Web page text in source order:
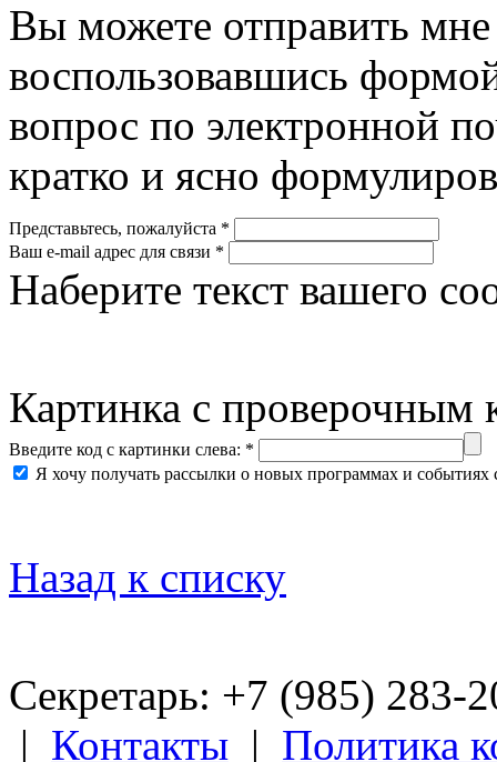
Вы можете отправить
воспользовавшись
вопрос по электронной
кратко и ясно
Представьтесь, пожалуйста *
Ваш e-mail адрес для связи *
Наберите текст вашего
Картинка с проверочным
Введите код с картинки слева: *
Я хочу получать рассылки о новых программах и событиях
Назад к списку
Секретарь: +7 (985)
| Контакты | Политика